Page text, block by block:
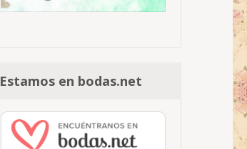
Estamos en bodas.net